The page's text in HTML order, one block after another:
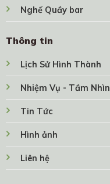
Nghế Quầy bar
Thông tin
Lịch Sử Hình Thành
Nhiệm Vụ - Tầm Nhìn
Tin Tức
Hình ảnh
Liên hệ